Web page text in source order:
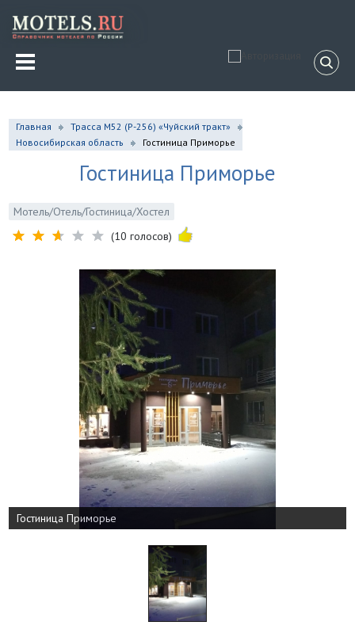
Главная
Трасса М52 (Р-256) «Чуйский тракт»
Новосибирская область
Гостиница Приморье
Гостиница Приморье
Мотель/Отель/Гостиница/Хостел
(10 голосов)
Гостиница Приморье